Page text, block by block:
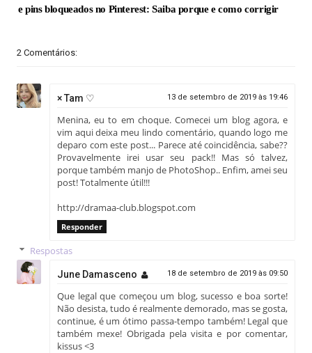
e pins bloqueados no Pinterest: Saiba porque e como corrigir
2 Comentários:
× Tam ♡ 13 de setembro de 2019 às 19:46
Menina, eu to em choque. Comecei um blog agora, e
vim aqui deixa meu lindo comentário, quando logo me
deparo com este post... Parece até coincidência, sabe??
Provavelmente irei usar seu pack!! Mas só talvez,
porque também manjo de PhotoShop.. Enfim, amei seu
post! Totalmente útil!!!
http://dramaa-club.blogspot.com
Responder
Respostas
June Damasceno 18 de setembro de 2019 às 09:50
Que legal que começou um blog, sucesso e boa sorte!
Não desista, tudo é realmente demorado, mas se gosta,
continue, é um ótimo passa-tempo também! Legal que
também mexe! Obrigada pela visita e por comentar,
kissus <3